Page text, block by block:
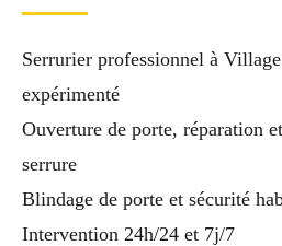
Serrurier professionnel à
expérimenté
Ouverture de porte, réparation
serrure
Blindage de porte et sécurité
Intervention 24h/24 et 7j/7